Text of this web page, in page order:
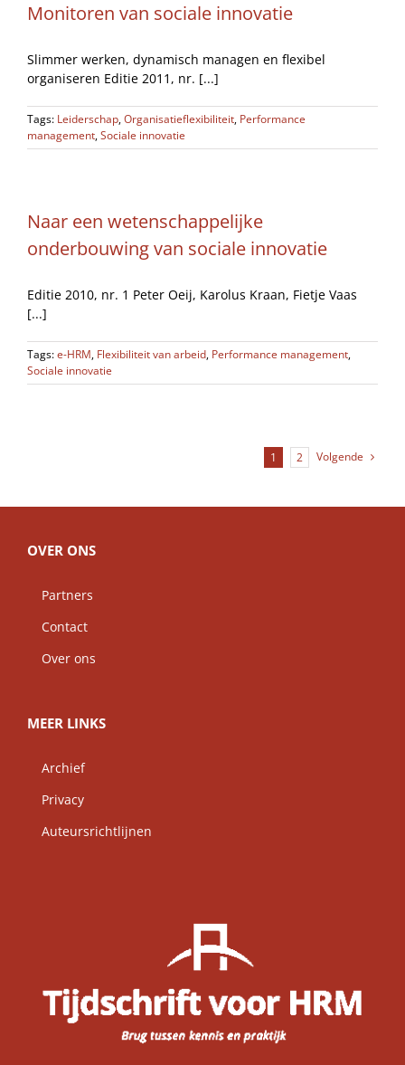
Monitoren van sociale innovatie
Slimmer werken, dynamisch managen en flexibel
organiseren Editie 2011, nr. [...]
Tags: Leiderschap,Organisatieflexibiliteit, Performance
management,Sociale innovatie
Naar een wetenschappelijke
onderbouwing van sociale innovatie
Editie 2010, nr. 1 Peter Oeij, Karolus Kraan, Fietje Vaas
[...]
Tags:e-HRM, Flexibiliteit van arbeid, Performance management,
Sociale innovatie
1 2 Volgende
OVER ONS
Partners
Contact
Over ons
MEER LINKS
Archief
Privacy
Auteursrichtlijnen